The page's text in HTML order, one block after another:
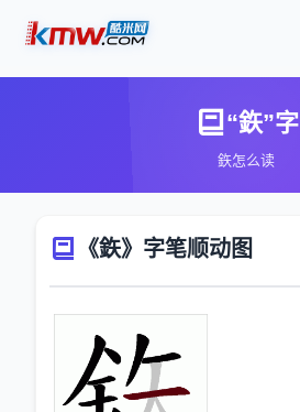
“鉃”字
鉃怎么读
《鉃》字笔顺动图